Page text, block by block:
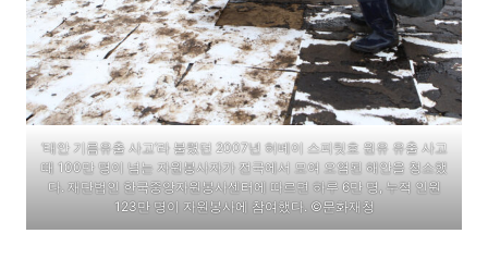
‘태안 기름유출 사고’라 불렸던 2007년 허베이 스피릿호 원유 유출 사고
때 100만 명이 넘는 자원봉사자가 전국에서 모여 오염된 해안을 청소했
다. 재단법인 한국중앙자원봉사센터에 따르면 하루 6만 명, 누적 인원
123만 명이 자원봉사에 참여했다. ©문화재청